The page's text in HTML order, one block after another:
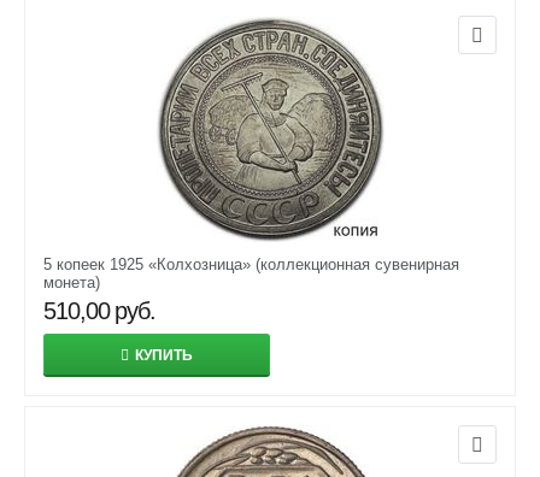
5 копеек 1925 «Колхозница» (коллекционная сувенирная
монета)
510,00 руб.
КУПИТЬ